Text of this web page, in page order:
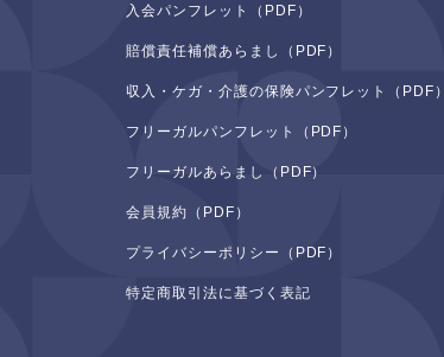
入会パンフレット（PDF）
賠償責任補償あらまし（PDF）
収入・ケガ・介護の保険パンフレット（PDF）
フリーガルパンフレット（PDF）
フリーガルあらまし（PDF）
会員規約（PDF）
プライバシーポリシー（PDF）
特定商取引法に基づく表記